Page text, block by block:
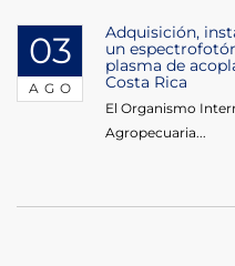
03
AGO
Adquisición,
un
plasma de
Costa Rica
El Organismo
Agropecuaria...